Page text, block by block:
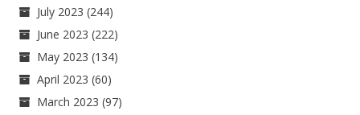
July 2023 (244)
June 2023 (222)
May 2023 (134)
April 2023 (60)
March 2023 (97)